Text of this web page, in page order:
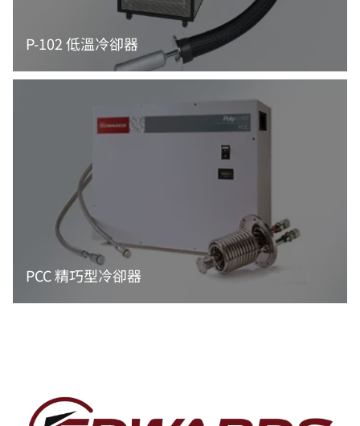
P-102 低溫冷卻器
PCC 精巧型冷卻器